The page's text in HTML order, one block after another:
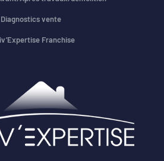
Diagnostics vente
Franchise